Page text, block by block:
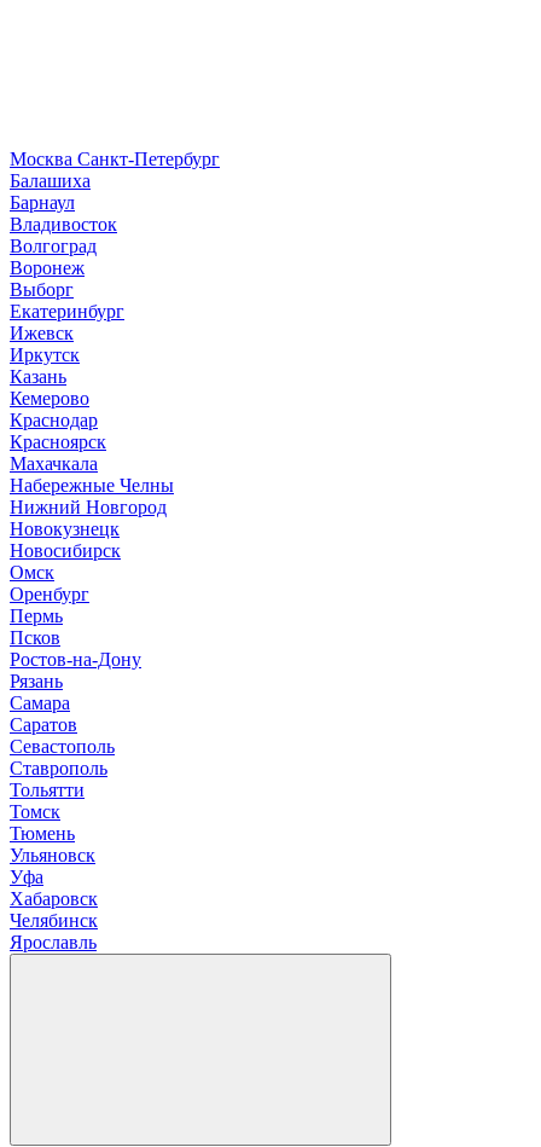
Москва Санкт-Петербург
Балашиха
Барнаул
Владивосток
Волгоград
Воронеж
Выборг
Екатеринбург
Ижевск
Иркутск
Казань
Кемерово
Краснодар
Красноярск
Махачкала
Набережные Челны
Нижний Новгород
Новокузнецк
Новосибирск
Омск
Оренбург
Пермь
Псков
Ростов-на-Дону
Рязань
Самара
Саратов
Севастополь
Ставрополь
Тольятти
Томск
Тюмень
Ульяновск
Уфа
Хабаровск
Челябинск
Ярославль